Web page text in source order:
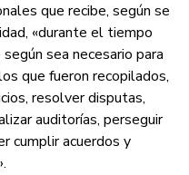
que recibe, según se
«durante el tiempo
sea necesario para
que fueron recopilados,
resolver disputas,
auditorías, perseguir
cumplir acuerdos y